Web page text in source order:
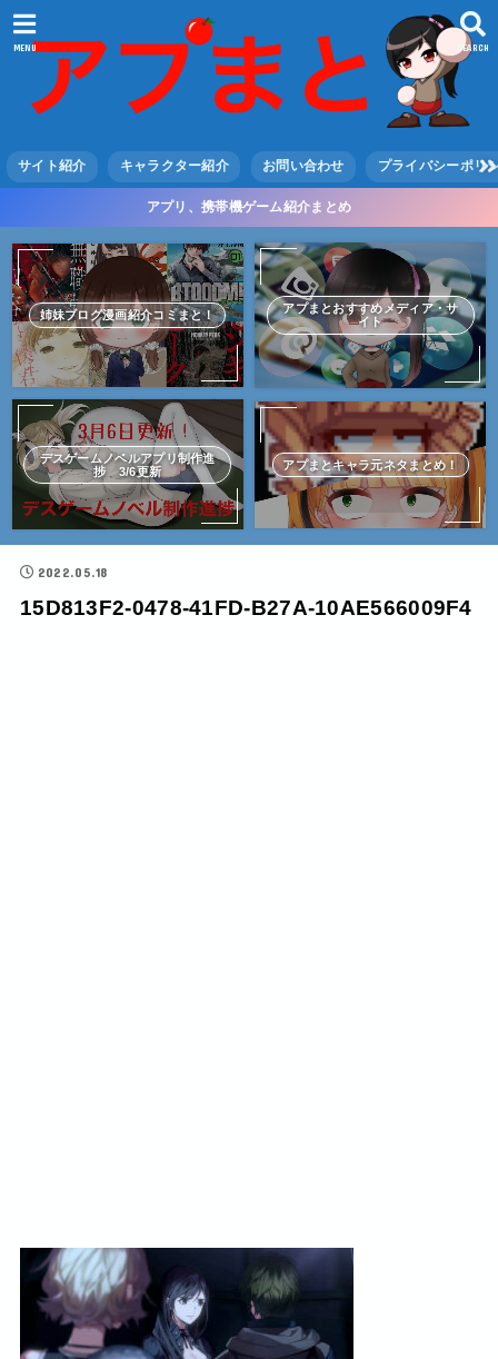
SEARCH
MENU
サイト紹介 キャラクター紹介 お問い合わせ プライバシーポリ
アプリ、携帯機ゲーム紹介まとめ
姉妹ブログ漫画紹介コミまと！
アプまとおすすめメディア・サ
イト
デスゲームノベルアプリ制作進
捗 3/6更新
アプまとキャラ元ネタまとめ！
2022.05.18
15D813F2-0478-41FD-B27A-10AE566009F4